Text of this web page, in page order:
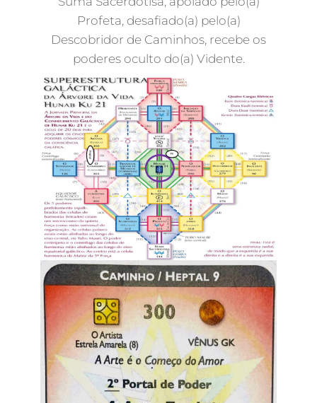
Profeta, desafiado(a) pelo(a)
Descobridor de Caminhos, recebe os
poderes oculto do(a) Vidente.